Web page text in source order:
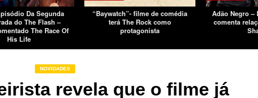
Da Segunda
do The Flash –
The Race Of
His Life
“Baywatch”- filme de comédia
terá The Rock como
protagonista
Adão Negro –
comenta
NOVIDADES
revela que o filme já